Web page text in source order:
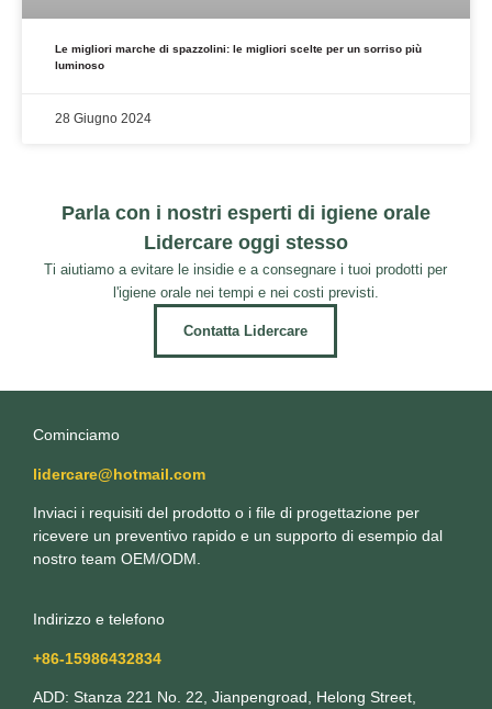
Le migliori marche di spazzolini: le migliori scelte per un sorriso più
luminoso
28 Giugno 2024
Parla con i nostri esperti di igiene orale
Lidercare oggi stesso
Ti aiutiamo a evitare le insidie e a consegnare i tuoi prodotti per
l'igiene orale nei tempi e nei costi previsti.
Contatta Lidercare
Cominciamo
lidercare@hotmail.com
Inviaci i requisiti del prodotto o i file di progettazione per
ricevere un preventivo rapido e un supporto di esempio dal
nostro team OEM/ODM.
Indirizzo e telefono
+86-15986432834
ADD: Stanza 221 No. 22, Jianpengroad, Helong Street,